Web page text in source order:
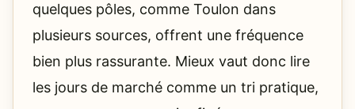
quelques pôles, comme Toulon dans
plusieurs sources, offrent une fréquence
bien plus rassurante. Mieux vaut donc lire
les jours de marché comme un tri pratique,